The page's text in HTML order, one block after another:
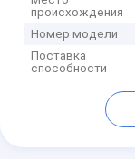
происхождения
Номер модели
Поставка
способности